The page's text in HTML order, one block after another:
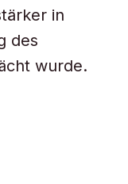
in
des
wurde.